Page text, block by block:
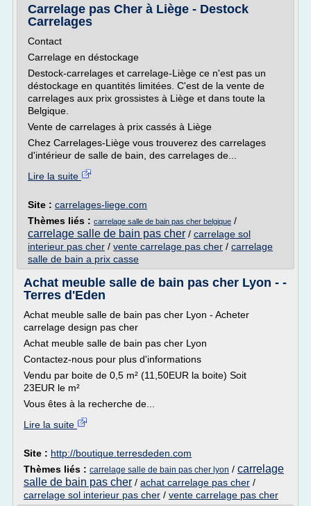
Carrelage pas Cher à Liège - Destock
Carrelages
Contact
Carrelage en déstockage
Destock-carrelages et carrelage-Liège ce n'est pas un
déstockage en quantités limitées. C'est de la vente de
carrelages aux prix grossistes à Liège et dans toute la
Belgique.
Vente de carrelages à prix cassés à Liège
Chez Carrelages-Liège vous trouverez des carrelages
d'intérieur de salle de bain, des carrelages de...
Lire la suite
Site : carrelages-liege.com
Thèmes liés : carrelage salle de bain pas cher belgique /
carrelage salle de bain pas cher / carrelage sol
interieur pas cher / vente carrelage pas cher / carrelage
salle de bain a prix casse
Achat meuble salle de bain pas cher Lyon - -
Terres d'Eden
Achat meuble salle de bain pas cher Lyon - Acheter
carrelage design pas cher
Achat meuble salle de bain pas cher Lyon
Contactez-nous pour plus d'informations
Vendu par boite de 0,5 m² (11,50EUR la boite) Soit
23EUR le m²
Vous êtes à la recherche de...
Lire la suite
Site : http://boutique.terresdeden.com
Thèmes liés : carrelage salle de bain pas cher lyon / carrelage
salle de bain pas cher / achat carrelage pas cher /
carrelage sol interieur pas cher / vente carrelage pas cher